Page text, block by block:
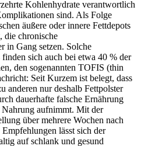
Kohlenhydrate verantwortlich
sind. Als Folge
äußere oder innere Fettdepots
die chronische
in Gang setzen. Solche
sich auch bei etwa 40 % der
den sogenannten TOFIS (thin
Seit Kurzem ist belegt, dass
anderen nur deshalb Fettpolster
dauerhafte falsche Ernährung
aufnimmt. Mit der
über mehrere Wochen nach
lässt sich der
auf schlank und gesund